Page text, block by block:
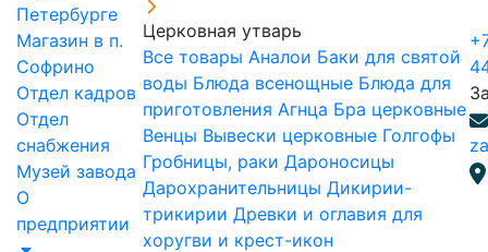
Петербурге
Магазин в п.
Софрино
Отдел кадров
Отдел
снабжения
Музей завода
О
предприятии
Церковная утварь
Все товары Аналои Баки для святой
воды Блюда всенощные Блюда для
приготовления Агнца Бра церковные
Венцы Вывески церковные Голгофы
Гробницы, раки Дароносицы
Дарохранительницы Дикирии-
трикирии Древки и оглавия для
хоругви и крест-икон